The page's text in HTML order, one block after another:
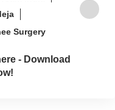
Surgery
- Download